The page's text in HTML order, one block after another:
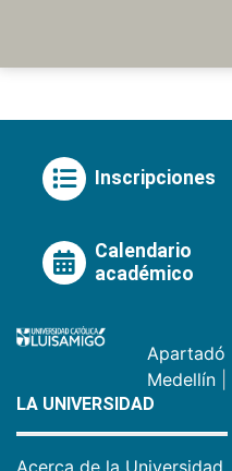
Inscripciones
Calendario
académico
Apartadó
Medellín
LA UNIVERSIDAD